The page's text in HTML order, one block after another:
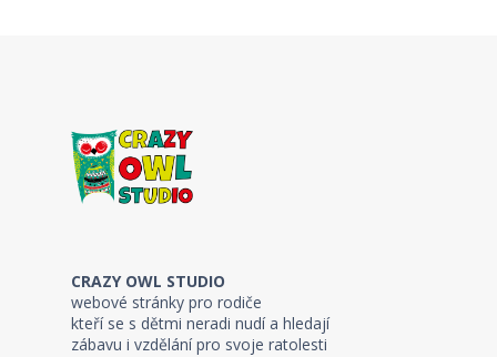
CRAZY OWL STUDIO
webové stránky pro rodiče
kteří se s dětmi neradi nudí a hledají
zábavu i vzdělání pro svoje ratolesti